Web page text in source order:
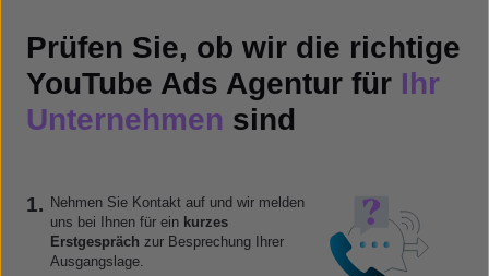
Prüfen Sie, ob wir die richtige
YouTube Ads Agentur für Ihr
Unternehmen sind
1. Nehmen Sie Kontakt auf und wir melden
uns bei Ihnen für ein kurzes
Erstgespräch zur Besprechung Ihrer
Ausgangslage.